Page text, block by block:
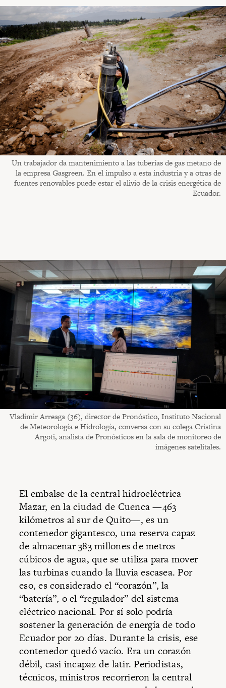
Un trabajador da mantenimiento a las tuberías de gas metano de
la empresa Gasgreen. En el impulso a esta industria y a otras de
fuentes renovables puede estar el alivio de la crisis energética de
Ecuador.
Vladimir Arreaga (36), director de Pronóstico, Instituto Nacional
de Meteorología e Hidrología, conversa con su colega Cristina
Argoti, analista de Pronósticos en la sala de monitoreo de
imágenes satelitales.
El embalse de la central hidroeléctrica
Mazar, en la ciudad de Cuenca —463
kilómetros al sur de Quito—, es un
contenedor gigantesco, una reserva capaz
de almacenar 383 millones de metros
cúbicos de agua, que se utiliza para mover
las turbinas cuando la lluvia escasea. Por
eso, es considerado el “corazón”, la
“batería”, o el “regulador” del sistema
eléctrico nacional. Por sí solo podría
sostener la generación de energía de todo
Ecuador por 20 días. Durante la crisis, ese
contenedor quedó vacío. Era un corazón
débil, casi incapaz de latir. Periodistas,
técnicos, ministros recorrieron la central